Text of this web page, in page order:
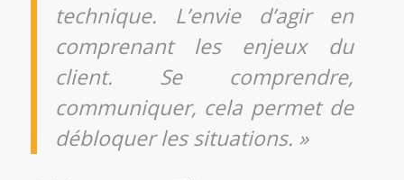
technique. L’envie d’agir en
comprenant les enjeux du
client. Se comprendre,
communiquer, cela permet de
débloquer les situations. »